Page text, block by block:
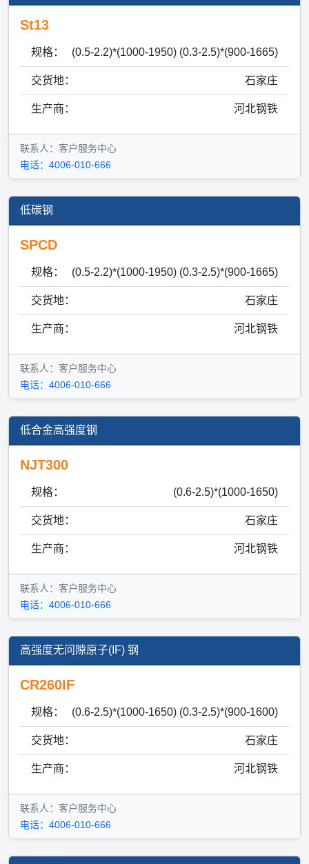
St13
规格： (0.5-2.2)*(1000-1950) (0.3-2.5)*(900-1665)
交货地： 石家庄
生产商： 河北钢铁
联系人：客户服务中心
电话：4006-010-666
低碳钢
SPCD
规格： (0.5-2.2)*(1000-1950) (0.3-2.5)*(900-1665)
交货地： 石家庄
生产商： 河北钢铁
联系人：客户服务中心
电话：4006-010-666
低合金高强度钢
NJT300
规格： (0.6-2.5)*(1000-1650)
交货地： 石家庄
生产商： 河北钢铁
联系人：客户服务中心
电话：4006-010-666
高强度无问隙原子(IF) 钢
CR260IF
规格： (0.6-2.5)*(1000-1650) (0.3-2.5)*(900-1600)
交货地： 石家庄
生产商： 河北钢铁
联系人：客户服务中心
电话：4006-010-666